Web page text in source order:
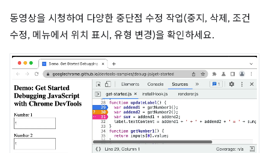
동영상을 시청하여 다양한 중단점 수정 작업(중지, 삭제, 조건
수정, 메뉴에서 위치 표시, 유형 변경)을 확인하세요.